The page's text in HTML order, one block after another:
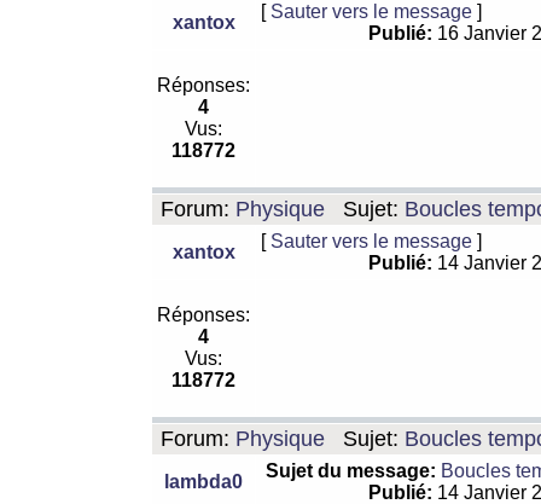
xantox
[ Sauter vers le message ]
Publié: 16 Janvier
Réponses:
4
Vus:
118772
Forum: Physique Sujet: Boucles
xantox
[ Sauter vers le message ]
Publié: 14 Janvier
Réponses:
4
Vus:
118772
Forum: Physique Sujet: Boucles
lambda0
Sujet du message: Boucles
Publié: 14 Janvier